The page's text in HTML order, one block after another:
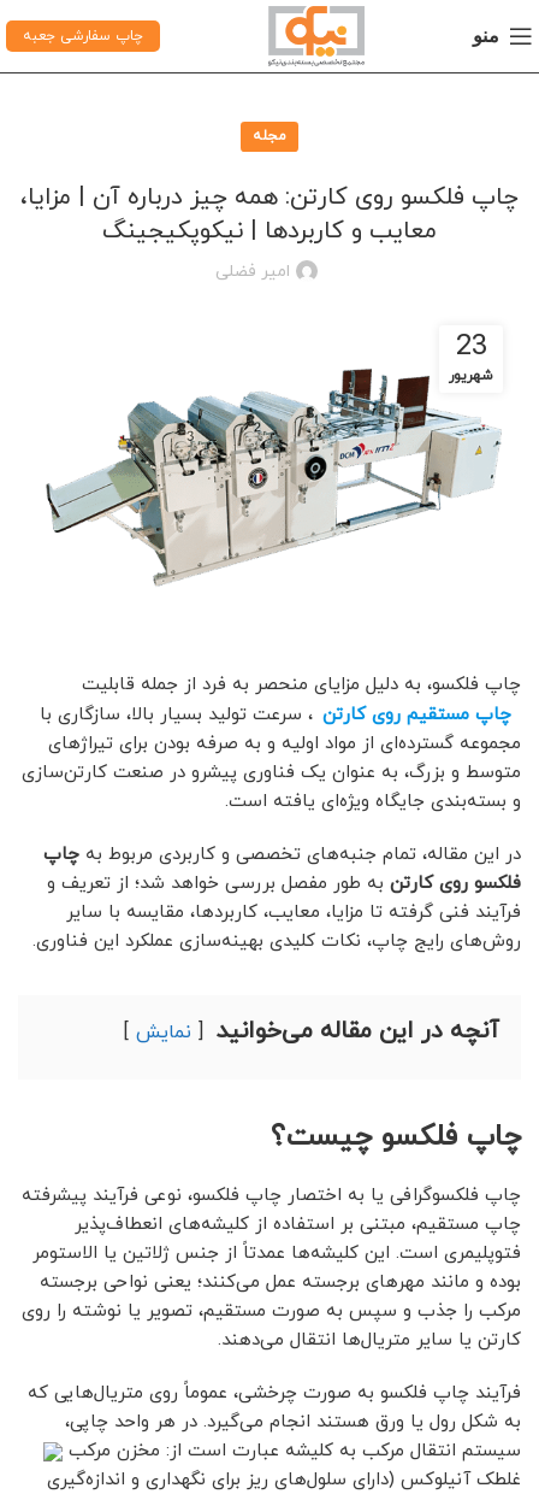
منو چاپ سفارشی جعبه
مجله
چاپ فلکسو روی کارتن: همه چیز درباره آن | مزایا،
معایب و کاربردها | نیکوپکیجینگ
امیر فضلی
23
شهریور
چاپ فلکسو، به دلیل مزایای منحصر به فرد از جمله قابلیت
چاپ مستقیم روی کارتن ، سرعت تولید بسیار بالا، سازگاری با
مجموعه گسترده‌ای از مواد اولیه و به صرفه بودن برای تیراژهای
متوسط و بزرگ، به عنوان یک فناوری پیشرو در صنعت کارتن‌سازی
و بسته‌بندی جایگاه ویژه‌ای یافته است.
در این مقاله، تمام جنبه‌های تخصصی و کاربردی مربوط به چاپ
فلکسو روی کارتن به طور مفصل بررسی خواهد شد؛ از تعریف و
فرآیند فنی گرفته تا مزایا، معایب، کاربردها، مقایسه با سایر
روش‌های رایج چاپ، نکات کلیدی بهینه‌سازی عملکرد این فناوری.
آنچه در این مقاله می‌خوانید نمایش
چاپ فلکسو چیست؟
چاپ فلکسوگرافی یا به اختصار چاپ فلکسو، نوعی فرآیند پیشرفته
چاپ مستقیم، مبتنی بر استفاده از کلیشه‌های انعطاف‌پذیر
فتوپلیمری است. این کلیشه‌ها عمدتاً از جنس ژلاتین یا الاستومر
بوده و مانند مهرهای برجسته عمل می‌کنند؛ یعنی نواحی برجسته
مرکب را جذب و سپس به صورت مستقیم، تصویر یا نوشته را روی
کارتن یا سایر متریال‌ها انتقال می‌دهند.
فرآیند چاپ فلکسو به صورت چرخشی، عموماً روی متریال‌هایی که
به شکل رول یا ورق هستند انجام می‌گیرد. در هر واحد چاپی،
سیستم انتقال مرکب به کلیشه عبارت است از: مخزن مرکب
غلطک آنیلوکس (دارای سلول‌های ریز برای نگهداری و اندازه‌گیری